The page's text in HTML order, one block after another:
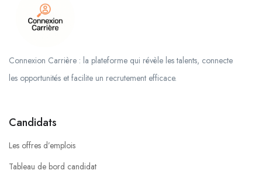
Connexion Carrière : la plateforme qui révèle les talents, connecte
les opportunités et facilite un recrutement efficace.
Candidats
Les offres d’emplois
Tableau de bord candidat